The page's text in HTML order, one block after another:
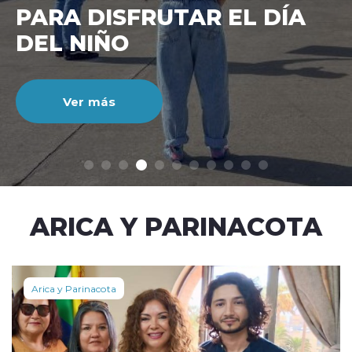
modo claro
CIENTO DURANTE EL MES
DE JULIO
Ver más
ARICA Y PARINACOTA
Arica y Parinacota